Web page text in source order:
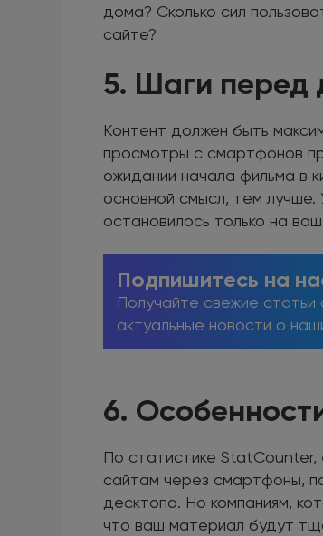
дома? Сколько сил
сайте?
5. Шаги перед
Контент должен быть
просмотры с смартфонов
ожидании начала фильма в
основной смысл, тем лучше.
остановилось только на
Подпишитесь на
Получайте свежие статьи
актуальные новости о
6.
По статистике StatCounter,
сайтам через смартфоны,
десктопа. Но компаниям,
что ваш материал будут